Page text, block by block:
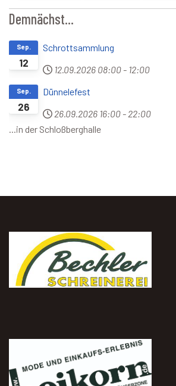
Demnächst...
12
Sep.
Schrottsammlung
12.09.2026 08:00 - 12:00
26
Sep.
Dünnelefest
26.09.2026 16:00 - 22:00
...in der Schloßberghalle